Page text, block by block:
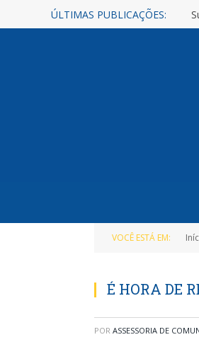
ÚLTIMAS PUBLICAÇÕES:
VOCÊ ESTÁ EM:
É HORA DE
POR ASSESSORIA DE